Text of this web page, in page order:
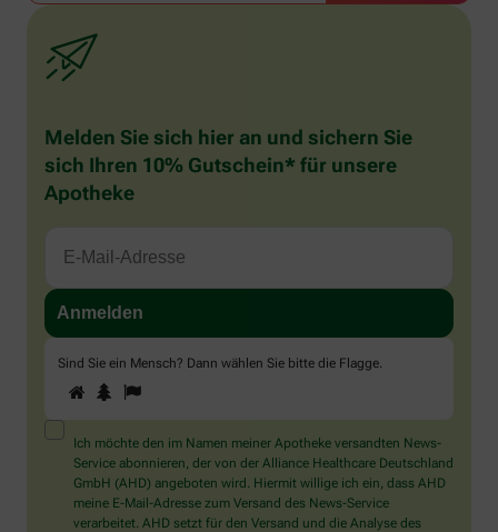
Melden Sie sich hier an und sichern Sie
sich Ihren 10% Gutschein* für unsere
Apotheke
Sind Sie ein Mensch? Dann wählen Sie bitte die Flagge
Sie
ein
Mensch?
Dann
wählen
Sie
bitte
1 2
Ich möchte den im Namen meiner Apotheke versandten News-
Service abonnieren, der von der Alliance Healthcare Deutschland
GmbH (AHD) angeboten wird. Hiermit willige ich ein, dass AHD
meine E-Mail-Adresse zum Versand des News-Service
verarbeitet. AHD setzt für den Versand und die Analyse des